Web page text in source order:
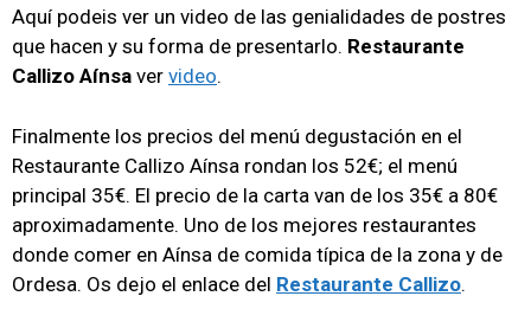
Aquí podeis ver un video de las genialidades de postres
que hacen y su forma de presentarlo. Restaurante
Callizo Aínsa ver video.
Finalmente los precios del menú degustación en el
Restaurante Callizo Aínsa rondan los 52€; el menú
principal 35€. El precio de la carta van de los 35€ a 80€
aproximadamente. Uno de los mejores restaurantes
donde comer en Aínsa de comida típica de la zona y de
Ordesa. Os dejo el enlace del Restaurante Callizo.